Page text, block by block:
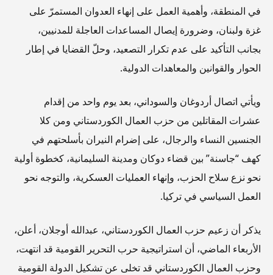
في المنطقة، وأهمية العمل على إنهاء العدوان المستمرّ على
غزة ولبنان، وضرورة إيصال المساعدات العاجلة للمدنيين،
بجانب التأكيد على عدم تكرار التصعيد، وحلّ القضايا في إطار
الحوار والقوانين والمعاهدات الدولية.
ويأتي اتصال أردوغان والسوداني، بعد يوم واحد من إقدام
عشرات المقاتلين من حزب العمال الكوردستاني ومن كلا
الجنسين النساء والرجال، على إضرام النيران بأسلحتهم في
كهف “جاسنة” بين قضاء دوكان ومدينة السليمانية، كخطوة أولية
نحو نزع سلاح الحزب، وإنهاء العمليات العسكرية، والتوجه نحو
العمل السياسي في تركيا.
يذكر أن زعيم حزب العمال الكوردستاني، عبدالله أوجلان، أعلن،
الأربعاء الماضي، أن استراتيجية حرب التحرير القومية قد انتهت،
وحزب العمال الكوردستاني قد تخلى عن تشكيل الدولة القومية